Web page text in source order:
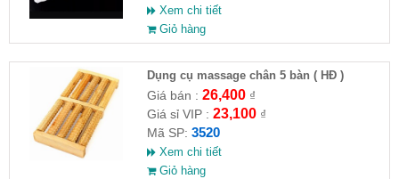
Xem chi tiết
Giỏ hàng
Dụng cụ massage chân 5 bàn ( HĐ )
Giá bán : 26,400₫
Giá sỉ VIP : 23,100₫
Mã SP: 3520
Xem chi tiết
Giỏ hàng